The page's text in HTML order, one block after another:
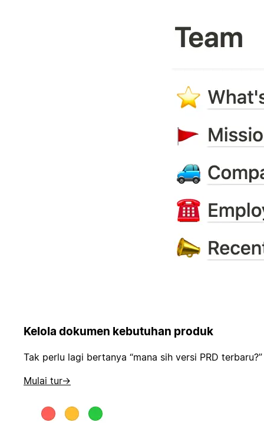
Kelola dokumen kebutuhan produk
Tak perlu lagi bertanya “mana sih versi PRD
Mulai tur→